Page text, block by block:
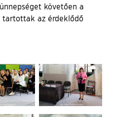
követően a
tartottak az érdeklődő